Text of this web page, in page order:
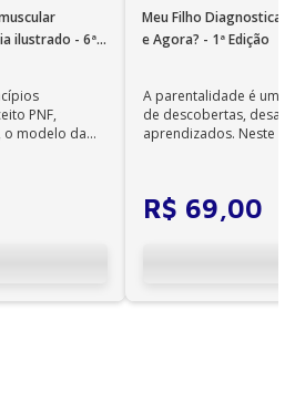
ilustrado - 6ª
PNF,
o modelo da
Meu Filho
e Agora? - 1ª Edição
A parentalidade é uma
de descobertas,
aprendizados. Neste
R$ 69,00